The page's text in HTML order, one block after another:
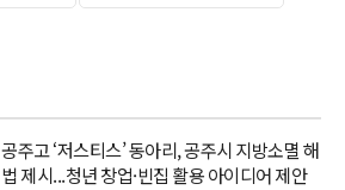
공주고 ‘저스티스’ 동아리, 공주시 지방소멸 해
법 제시...청년 창업·빈집 활용 아이디어 제안